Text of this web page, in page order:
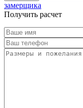
замерщика
Получить расчет